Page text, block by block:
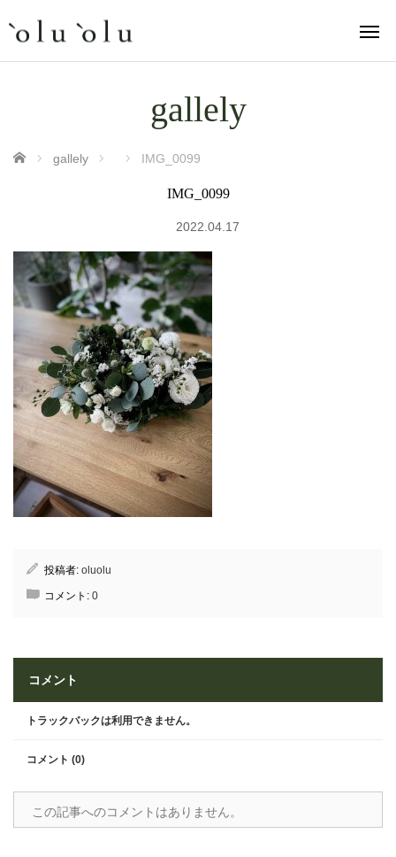
gallely
ホーム gallely IMG_0099
IMG_0099
2022.04.17
投稿者: oluolu
コメント: 0
コメント
トラックバックは利用できません。
コメント (0)
この記事へのコメントはありません。